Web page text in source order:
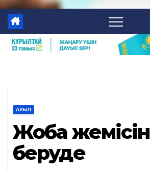
АУЫЛ
Жоба жемісін
беруде